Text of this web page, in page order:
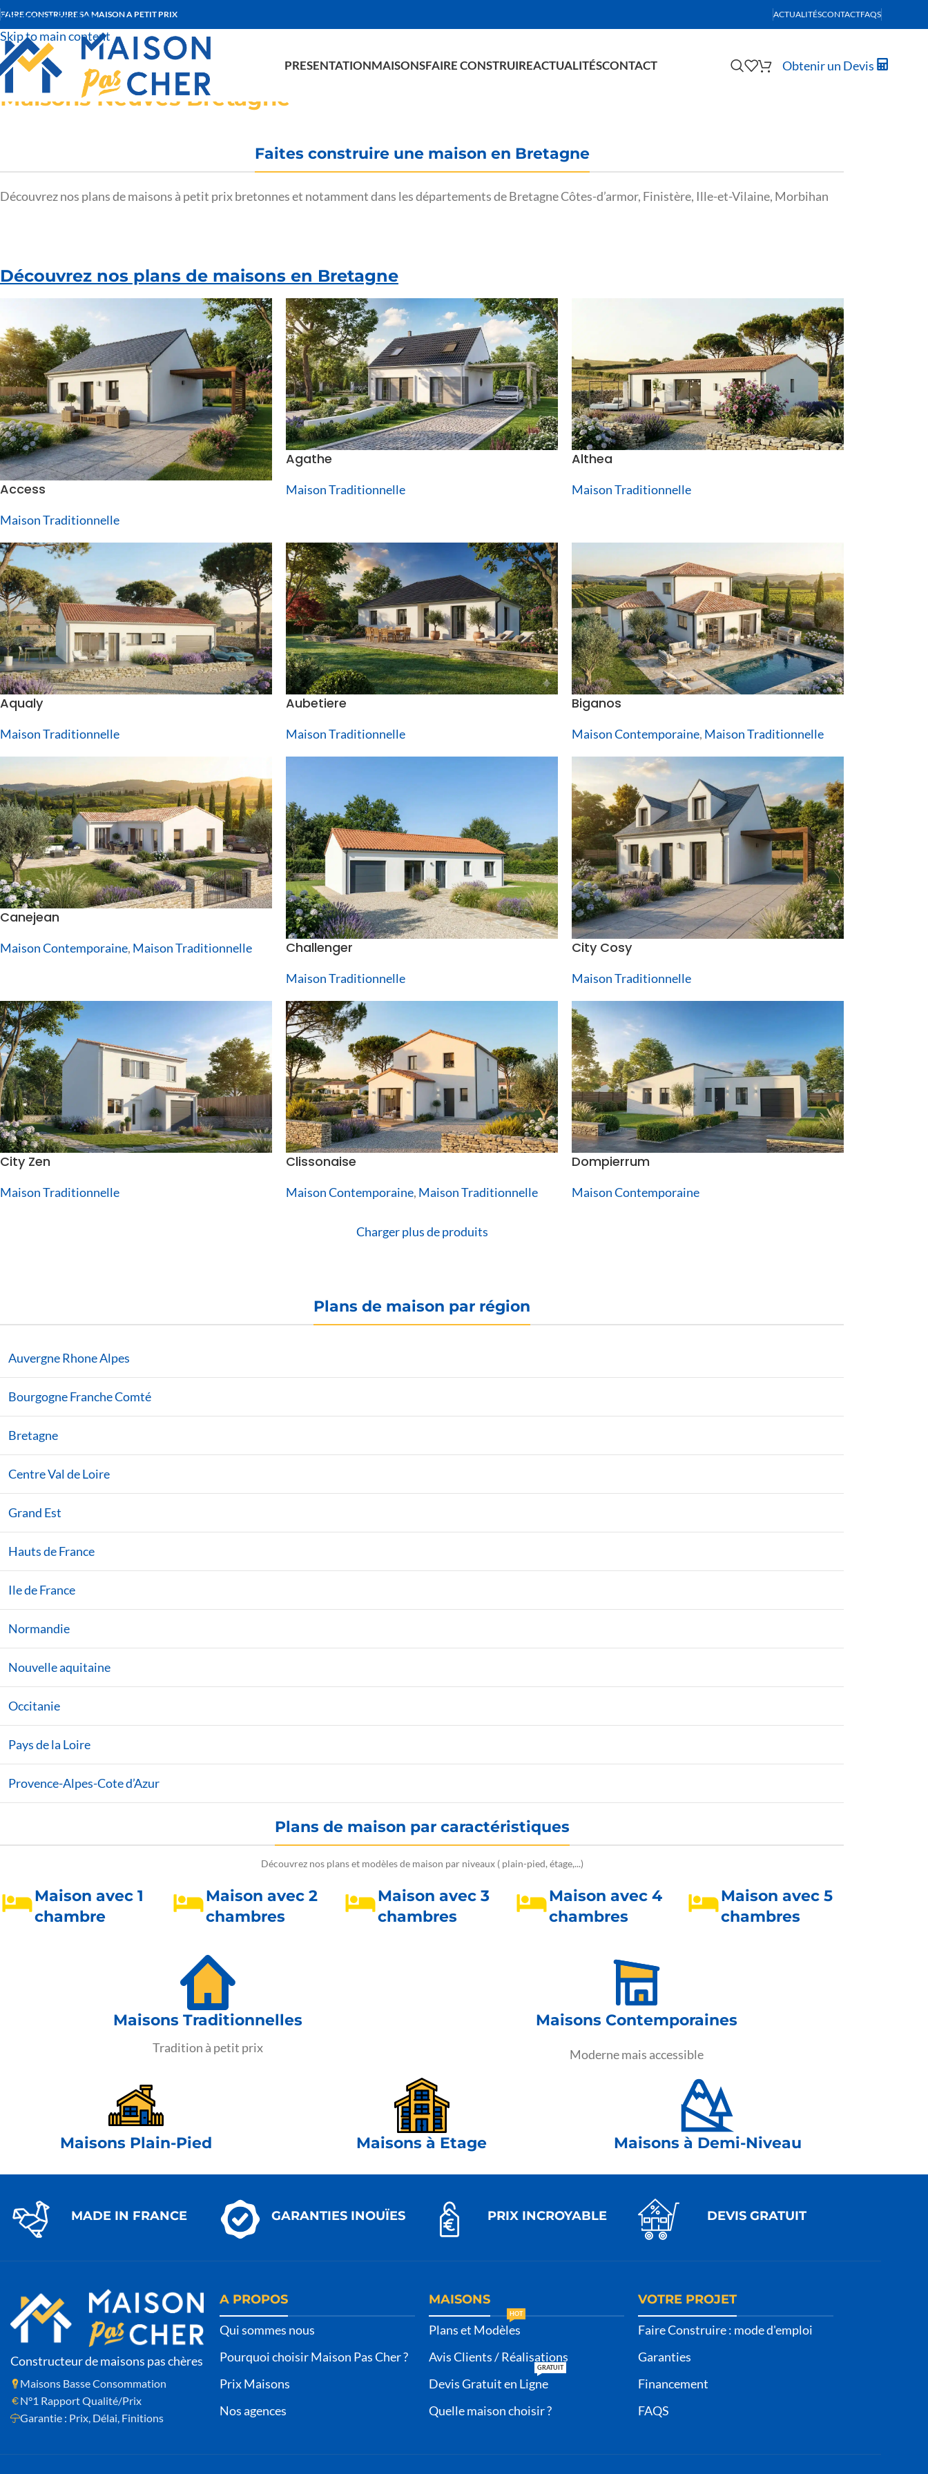
Skip to navigation
Skip to main content
FAIRE CONSTRUIRE SA MAISON A PETIT PRIX ACTUALITÉSCONTACTFAQS
PRESENTATIONMAISONSFAIRE CONSTRUIREACTUALITÉSCONTACT Obtenir un Devis
Maisons Neuves Bretagne
Faites construire une maison en Bretagne
Découvrez nos plans de maisons à petit prix bretonnes et notamment dans les départements de Bretagne Côtes-d’armor, Finistère, Ille-et-Vilaine, Morbihan
Découvrez nos plans de maisons en Bretagne
Access
Maison Traditionnelle
Agathe
Maison Traditionnelle
Althea
Maison Traditionnelle
Aqualy
Maison Traditionnelle
Aubetiere
Maison Traditionnelle
Biganos
Maison Contemporaine, Maison Traditionnelle
Canejean
Maison Contemporaine, Maison Traditionnelle Challenger
Maison Traditionnelle
City Cosy
Maison Traditionnelle
City Zen
Maison Traditionnelle
Clissonaise
Maison Contemporaine, Maison Traditionnelle
Dompierrum
Maison Contemporaine
Charger plus de produits
Plans de maison par région
Auvergne Rhone Alpes
Bourgogne Franche Comté
Bretagne
Centre Val de Loire
Grand Est
Hauts de France
Ile de France
Normandie
Nouvelle aquitaine
Occitanie
Pays de la Loire
Provence-Alpes-Cote d’Azur
Plans de maison par caractéristiques
Découvrez nos plans et modèles de maison par niveaux ( plain-pied, étage,...)
Maison avec 1
chambre
Maison avec 2
chambres
Maison avec 3
chambres
Maison avec 4
chambres
Maison avec 5
chambres
Maisons Traditionnelles
Tradition à petit prix
Maisons Contemporaines
Moderne mais accessible
Maisons Plain-Pied Maisons à Etage Maisons à Demi-Niveau
MADE IN FRANCE GARANTIES INOUÏES PRIX INCROYABLE DEVIS GRATUIT
Constructeur de maisons pas chères
Maisons Basse Consommation
N°1 Rapport Qualité/Prix
Garantie : Prix, Délai, Finitions
A PROPOS
Qui sommes nous
Pourquoi choisir Maison Pas Cher ?
Prix Maisons
Nos agences
MAISONS
Plans et Modèles
HOT
Avis Clients / Réalisations
Devis Gratuit en Ligne
GRATUIT
Quelle maison choisir ?
VOTRE PROJET
Faire Construire : mode d'emploi
Garanties
Financement
FAQS